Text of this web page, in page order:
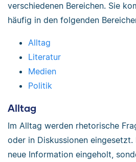
verschiedenen Bereichen. Sie
häufig in den folgenden
Alltag
Literatur
Medien
Politik
Alltag
Im Alltag werden rhetorische
oder in Diskussionen
neue Information eingeholt,